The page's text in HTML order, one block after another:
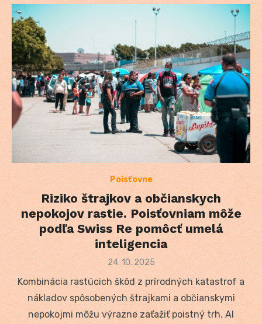
Poisťovne
Riziko štrajkov a občianskych
nepokojov rastie. Poisťovniam môže
podľa Swiss Re pomôcť umelá
inteligencia
Posted
24. 10. 2025
Kombinácia rastúcich škôd z prírodných katastrof a
nákladov spôsobených štrajkami a občianskymi
nepokojmi môžu výrazne zaťažiť poistný trh. AI